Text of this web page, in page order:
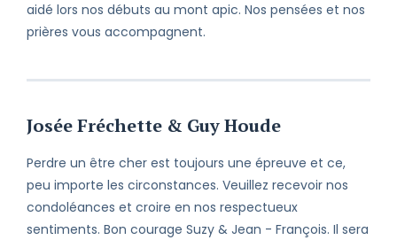
aidé lors nos débuts au mont apic. Nos pensées et nos
prières vous accompagnent.
Josée Fréchette & Guy Houde
Perdre un être cher est toujours une épreuve et ce,
peu importe les circonstances. Veuillez recevoir nos
condoléances et croire en nos respectueux
sentiments. Bon courage Suzy & Jean - François. Il sera